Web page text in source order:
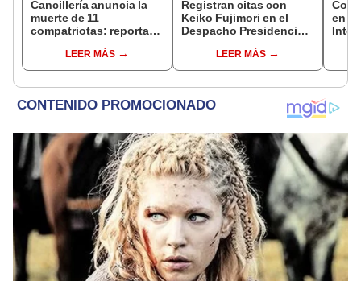
Cancillería anuncia la
muerte de 11
compatriotas: reportan
capturados por Ucrania
LEER MÁS
Registran citas con
Keiko Fujimori en el
Despacho Presidencial
LEER MÁS
en